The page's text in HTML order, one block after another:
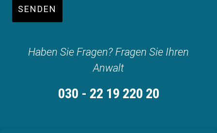
SENDEN
Haben Sie Fragen? Fragen Sie Ihren
Anwalt
030 - 22 19 220 20